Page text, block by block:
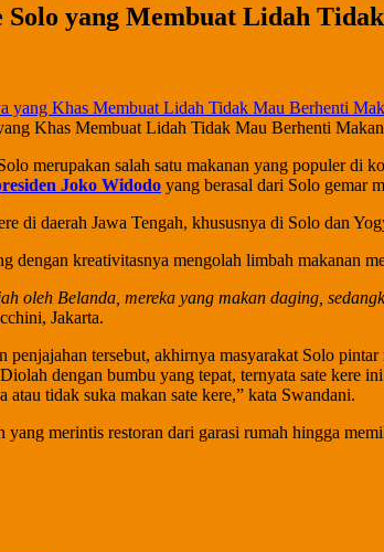
Solo yang Membuat Lidah
Khas Membuat Lidah Tidak Mau Berhenti
merupakan salah satu makanan yang populer di
Joko Widodo yang berasal dari Solo gemar
di daerah Jawa Tengah, khususnya di Solo dan
dengan kreativitasnya mengolah limbah makanan
oleh Belanda, mereka yang makan daging,
Jakarta.
penjajahan tersebut, akhirnya masyarakat Solo
dengan bumbu yang tepat, ternyata sate kere
atau tidak suka makan sate kere,” kata Swandani.
yang merintis restoran dari garasi rumah hingga